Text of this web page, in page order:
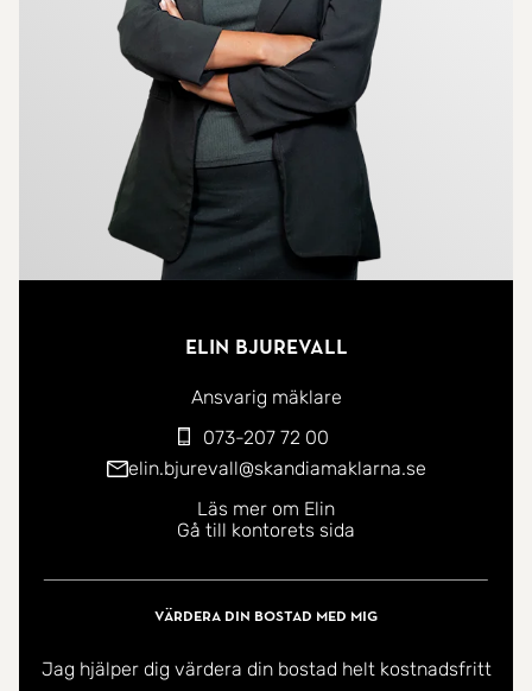
eftermiddags- och kvällssolen i en privat och
rofylld miljö.
Sovrummet är rogivande och erbjuder bra
förvaringsmöjligheter, och bostadens helhet
präglas av genomgående hög standard och
omsorgsfulla detaljer.
hiss i huset, vilket ger extra komfort i vardagen.
Läget är svårslaget med närhet till stadens utbud
Ett hem att trivas i från första stund- varmt
Elin Bjurevall
Ansvarig mäklare
073-207 72 00
elin.bjurevall@skandiamaklarna.se
Läs mer om Elin
Gå till kontorets sida
Värdera din bostad med mig
Jag hjälper dig värdera din bostad helt kostnadsfritt